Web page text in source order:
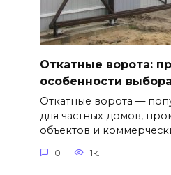
Откатные ворота:
особенности
Откатные ворота —
для частных домов,
объектов и
0 1к.